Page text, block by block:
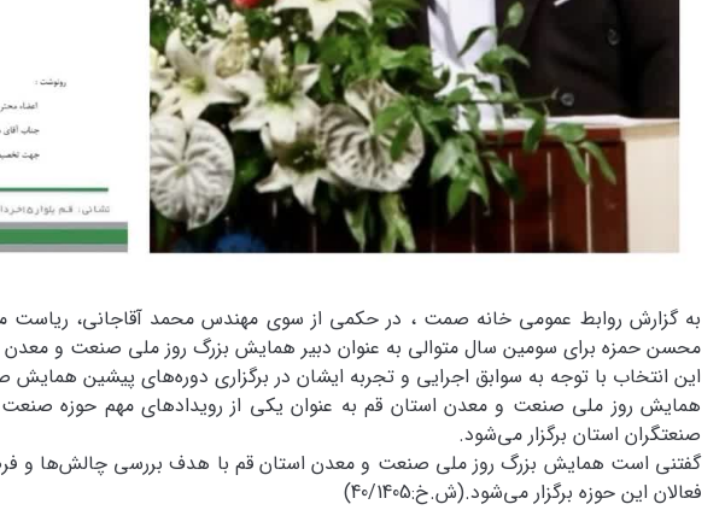
به گزارش روابط عمومی خانه صمت ، در حکمی از سوی مهندس محمد آقاجانی،
محسن حمزه برای سومین سال متوالی به عنوان دبیر همایش بزرگ روز ملی صنعت و
این انتخاب با توجه به سوابق اجرایی و تجربه ایشان در برگزاری دوره‌های پیشین
همایش روز ملی صنعت و معدن استان قم به عنوان یکی از رویدادهای مهم حوزه صنعت
صنعتگران استان برگزار می‌شود.
گفتنی است همایش بزرگ روز ملی صنعت و معدن استان قم با هدف بررسی چالش‌ها
فعالان این حوزه برگزار می‌شود.(ش.خ:40/1405)